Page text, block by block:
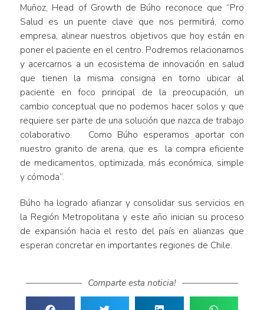
Muñoz, Head of Growth de Búho reconoce que “Pro
Salud es un puente clave que nos permitirá, como
empresa, alinear nuestros objetivos que hoy están en
poner el paciente en el centro. Podremos relacionarnos
y acercarnos a un ecosistema de innovación en salud
que tienen la misma consigna en torno ubicar al
paciente en foco principal de la preocupación, un
cambio conceptual que no podemos hacer solos y que
requiere ser parte de una solución que nazca de trabajo
colaborativo. Como Búho esperamos aportar con
nuestro granito de arena, que es la compra eficiente
de medicamentos, optimizada, más económica, simple
y cómoda”.
Búho ha logrado afianzar y consolidar sus servicios en
la Región Metropolitana y este año inician su proceso
de expansión hacia el resto del país en alianzas que
esperan concretar en importantes regiones de Chile.
Comparte esta noticia!